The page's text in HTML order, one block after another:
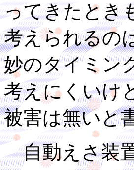
ってきたとき
考えられるの
妙のタイミン
考えにくいけ
被害は無いと
自動えさ装